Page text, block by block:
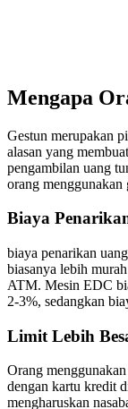
Mengapa
Gestun merupakan
alasan yang
pengambilan uang
orang menggunakan
Biaya
biaya penarikan
biasanya lebih
ATM. Mesin EDC
2-3%, sedangkan
Limit Lebih
Orang
dengan kartu kredit
mengharuskan